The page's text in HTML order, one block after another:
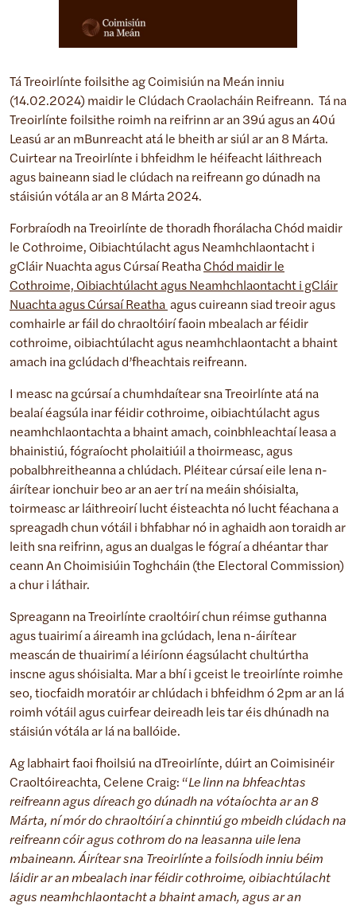
Tá Treoirlínte foilsithe ag Coimisiún na Meán inniu
(14.02.2024) maidir le Clúdach Craolacháin Reifreann. Tá na
Treoirlínte foilsithe roimh na reifrinn ar an 39ú agus an 40ú
Leasú ar an mBunreacht atá le bheith ar siúl ar an 8 Márta.
Cuirtear na Treoirlínte i bhfeidhm le héifeacht láithreach
agus baineann siad le clúdach na reifreann go dúnadh na
stáisiún vótála ar an 8 Márta 2024.
Forbraíodh na Treoirlínte de thoradh fhorálacha Chód maidir
le Cothroime, Oibiachtúlacht agus Neamhchlaontacht i
gCláir Nuachta agus Cúrsaí Reatha Chód maidir le
Cothroime, Oibiachtúlacht agus Neamhchlaontacht i gCláir
Nuachta agus Cúrsaí Reatha agus cuireann siad treoir agus
comhairle ar fáil do chraoltóirí faoin mbealach ar féidir
cothroime, oibiachtúlacht agus neamhchlaontacht a bhaint
amach ina gclúdach d’fheachtais reifreann.
I measc na gcúrsaí a chumhdaítear sna Treoirlínte atá na
bealaí éagsúla inar féidir cothroime, oibiachtúlacht agus
neamhchlaontachta a bhaint amach, coinbhleachtaí leasa a
bhainistiú, fógraíocht pholaitiúil a thoirmeasc, agus
pobalbhreitheanna a chlúdach. Pléitear cúrsaí eile lena n-
áirítear ionchuir beo ar an aer trí na meáin shóisialta,
toirmeasc ar láithreoirí lucht éisteachta nó lucht féachana a
spreagadh chun vótáil i bhfabhar nó in aghaidh aon toraidh ar
leith sna reifrinn, agus an dualgas le fógraí a dhéantar thar
ceann An Choimisiúin Toghcháin (the Electoral Commission)
a chur i láthair.
Spreagann na Treoirlínte craoltóirí chun réimse guthanna
agus tuairimí a áireamh ina gclúdach, lena n-áirítear
meascán de thuairimí a léiríonn éagsúlacht chultúrtha
inscne agus shóisialta. Mar a bhí i gceist le treoirlínte roimhe
seo, tiocfaidh moratóir ar chlúdach i bhfeidhm ó 2pm ar an lá
roimh vótáil agus cuirfear deireadh leis tar éis dhúnadh na
stáisiún vótála ar lá na ballóide.
Ag labhairt faoi fhoilsiú na dTreoirlínte, dúirt an Coimisinéir
Craoltóireachta, Celene Craig: “Le linn na bhfeachtas
reifreann agus díreach go dúnadh na vótaíochta ar an 8
Márta, ní mór do chraoltóirí a chinntiú go mbeidh clúdach na
reifreann cóir agus cothrom do na leasanna uile lena
mbaineann.Áirítear sna Treoirlínte a foilsíodh inniu béim
láidir ar an mbealach inar féidir cothroime, oibiachtúlacht
agus neamhchlaontacht a bhaint amach, agus ar an